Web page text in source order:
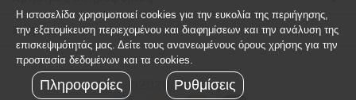
info@plus4u.gr
Η εταιρία
Σημεία παραλαβής
Ευκαιρίες καριέρας
Όροι χρήσης
Βοήθεια
Εξέλιξη παραγγελίας
Τρόποι παραγγελίας©2026 Plus4u.gr
Η ιστοσελίδα χρησιμοποιεί cookies για την ευκολία της περιήγησης,
την εξατομίκευση περιεχομένου και διαφημίσεων και την ανάλυση της
επισκεψιμότητάς μας. Δείτε τους ανανεωμένους όρους χρήσης για την
προστασία δεδομένων και τα cookies.
Πληροφορίες Ρυθμίσεις